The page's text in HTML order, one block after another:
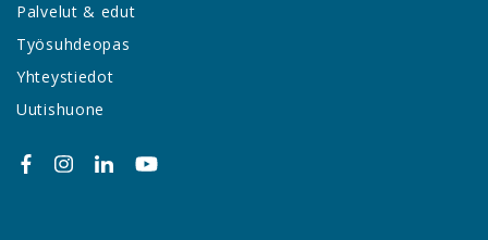
Palvelut & edut
Työsuhdeopas
Yhteystiedot
Uutishuone